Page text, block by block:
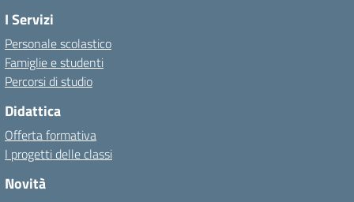
I Servizi
Personale scolastico
Famiglie e studenti
Percorsi di studio
Didattica
Offerta formativa
I progetti delle classi
Novità